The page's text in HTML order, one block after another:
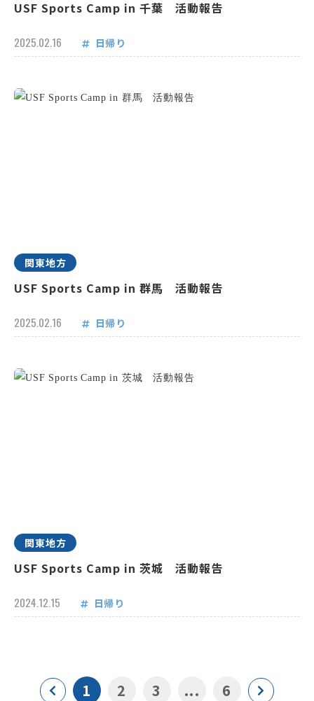
USF Sports Camp in 千葉 活動報告
2025.02.16 日帰り
関東地方
USF Sports Camp in 群馬 活動報告
2025.02.16 日帰り
関東地方
USF Sports Camp in 茨城 活動報告
2024.12.15 日帰り
1 2 3 ... 6